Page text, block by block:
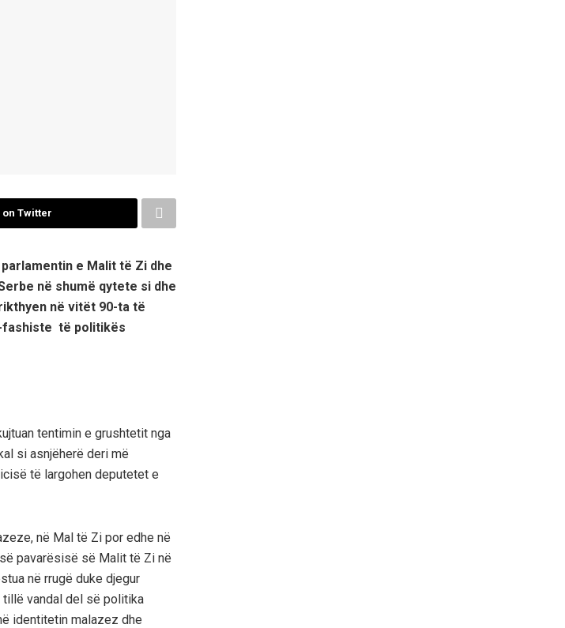
on Twitter
parlamentin e Malit të Zi dhe
në shumë qytete si dhe
në vitët 90-ta të
të politikës
tentimin e grushtetit nga
si asnjëherë deri më
të largohen deputetet e
, në Mal të Zi por edhe në
pavarësisë së Malit të Zi në
në rrugë duke djegur
tillë vandal del së politika
identitetin malazez dhe